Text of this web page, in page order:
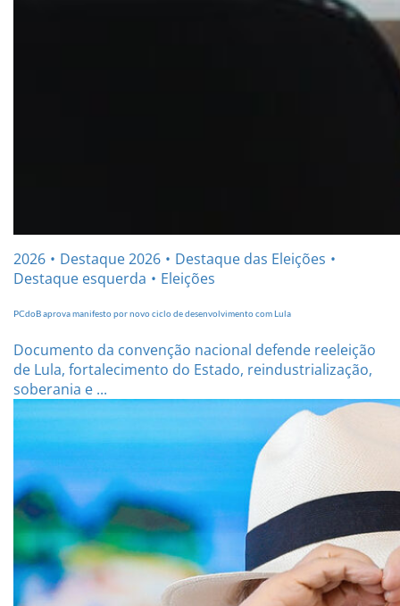
2026 Destaque 2026
Destaque das Eleições
Destaque esquerda
Eleições
PCdoB aprova manifesto por novo ciclo de desenvolvimento com Lula
Documento da convenção nacional defende reeleição
de Lula, fortalecimento do Estado, reindustrialização,
soberania e ...